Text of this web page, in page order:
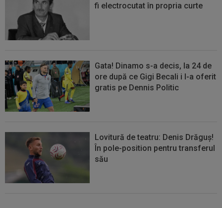
fi electrocutat în propria curte
Gata! Dinamo s-a decis, la 24 de
ore după ce Gigi Becali i l-a oferit
gratis pe Dennis Politic
Lovitură de teatru: Denis Drăguș!
În pole-position pentru transferul
său